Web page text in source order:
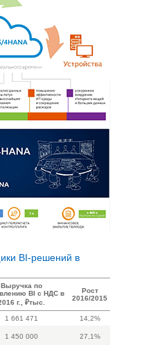
BI-решений в
Выручка по
BI с НДС в
г., ₽тыс.
Рост
2016/2015
1 661 471 14,2%
1 450 000 27,1%